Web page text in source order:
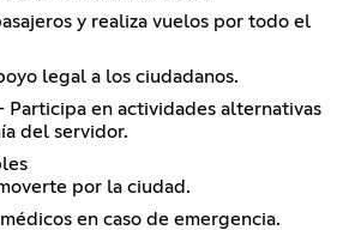
y realiza vuelos por todo el
legal a los ciudadanos.
Participa en actividades alternativas
del servidor.
por la ciudad.
en caso de emergencia.